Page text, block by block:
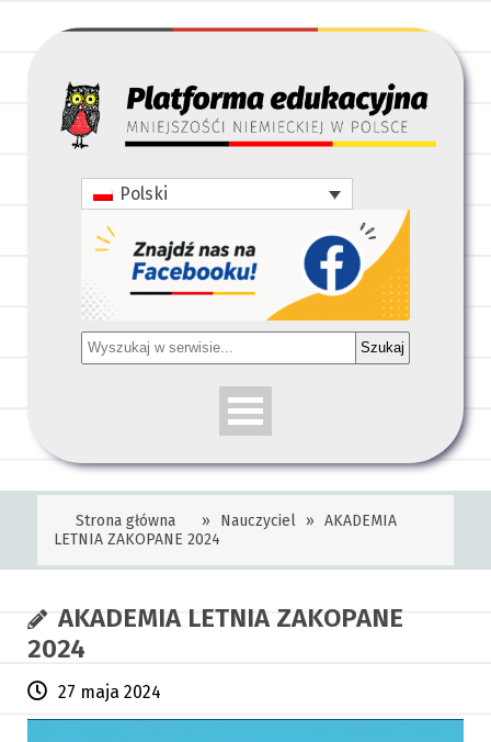
Polski
Szukaj
Strona główna » Nauczyciel » AKADEMIA
LETNIA ZAKOPANE 2024
AKADEMIA LETNIA ZAKOPANE
2024
27 maja 2024